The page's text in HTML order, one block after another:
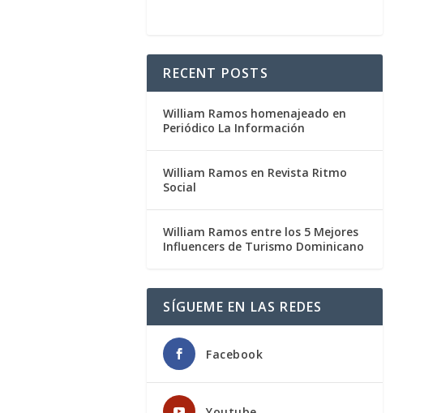
RECENT POSTS
William Ramos homenajeado en
Periódico La Información
William Ramos en Revista Ritmo
Social
William Ramos entre los 5 Mejores
Influencers de Turismo Dominicano
SÍGUEME EN LAS REDES
Facebook